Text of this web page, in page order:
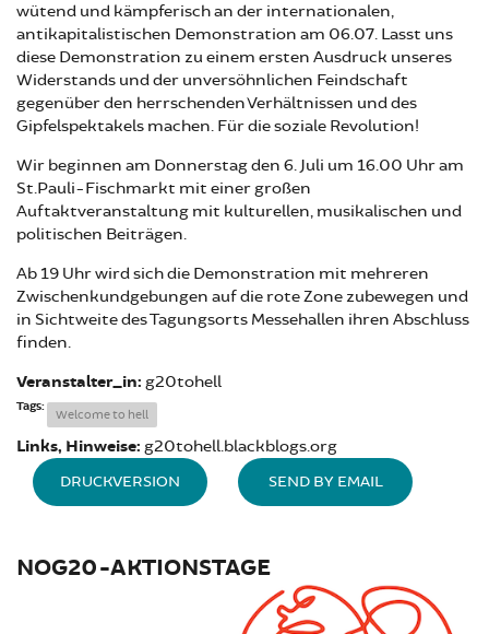
wütend und kämpferisch an der internationalen,
antikapitalistischen Demonstration am 06.07. Lasst uns
diese Demonstration zu einem ersten Ausdruck unseres
Widerstands und der unversöhnlichen Feindschaft
gegenüber den herrschenden Verhältnissen und des
Gipfelspektakels machen. Für die soziale Revolution!
Wir beginnen am Donnerstag den 6. Juli um 16.00 Uhr am
St.Pauli-Fischmarkt mit einer großen
Auftaktveranstaltung mit kulturellen, musikalischen und
politischen Beiträgen.
Ab 19 Uhr wird sich die Demonstration mit mehreren
Zwischenkundgebungen auf die rote Zone zubewegen und
in Sichtweite des Tagungsorts Messehallen ihren Abschluss
finden.
Veranstalter_in: g20tohell
Tags:
Welcome to hell
Links, Hinweise: g20tohell.blackblogs.org
DRUCKVERSION SEND BY EMAIL
NOG20-AKTIONSTAGE